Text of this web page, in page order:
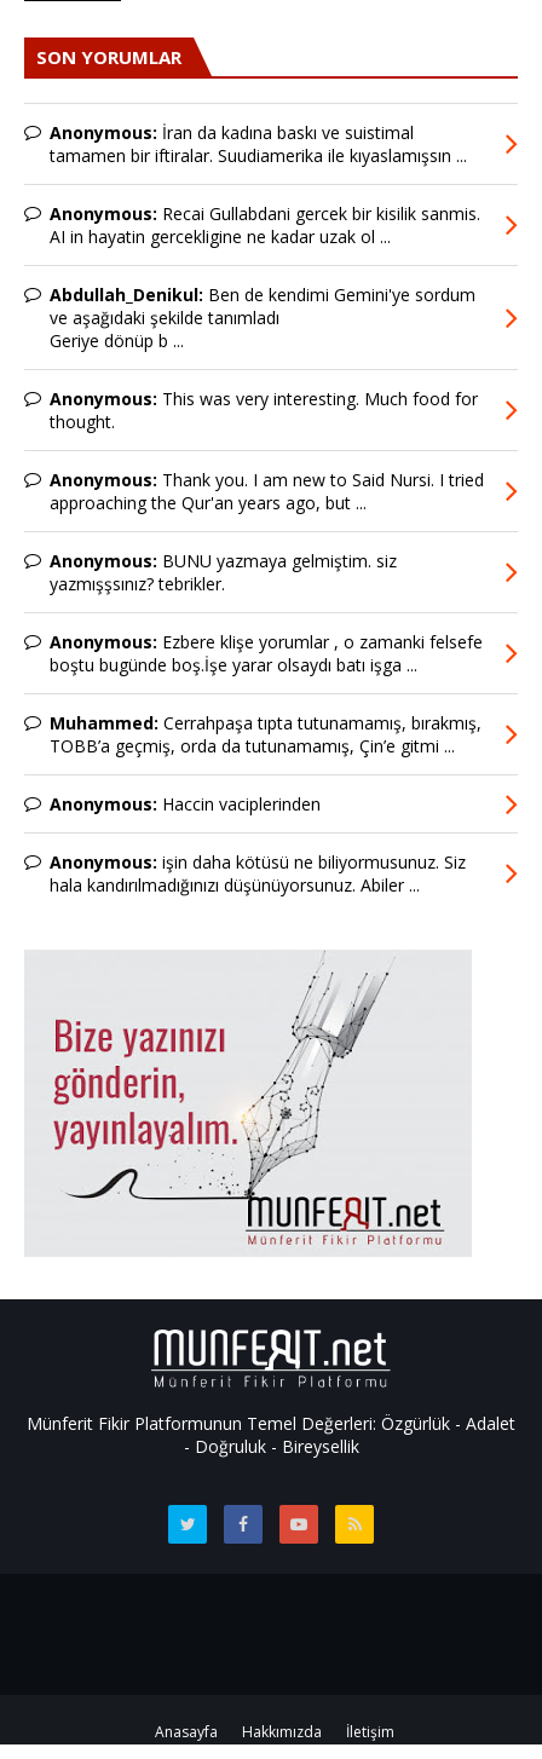
SON YORUMLAR
Anonymous: İran da kadına baskı ve suistimal
tamamen bir iftiralar. Suudiamerika ile kıyaslamışsın ...
Anonymous: Recai Gullabdani gercek bir kisilik sanmis.
AI in hayatin gercekligine ne kadar uzak ol ...
Abdullah_Denikul: Ben de kendimi Gemini'ye sordum
ve aşağıdaki şekilde tanımladı
Geriye dönüp b ...
Anonymous: This was very interesting. Much food for
thought.
Anonymous: Thank you. I am new to Said Nursi. I tried
approaching the Qur'an years ago, but ...
Anonymous: BUNU yazmaya gelmiştim. siz
yazmışşsınız? tebrikler.
Anonymous: Ezbere klişe yorumlar , o zamanki felsefe
boştu bugünde boş.İşe yarar olsaydı batı işga ...
Muhammed: Cerrahpaşa tıpta tutunamamış, bırakmış,
TOBB’a geçmiş, orda da tutunamamış, Çin’e gitmi ...
Anonymous: Haccin vaciplerinden
Anonymous: işin daha kötüsü ne biliyormusunuz. Siz
hala kandırılmadığınızı düşünüyorsunuz. Abiler ...
Münferit Fikir Platformunun Temel Değerleri: Özgürlük - Adalet
- Doğruluk - Bireysellik
Anasayfa Hakkımızda İletişim